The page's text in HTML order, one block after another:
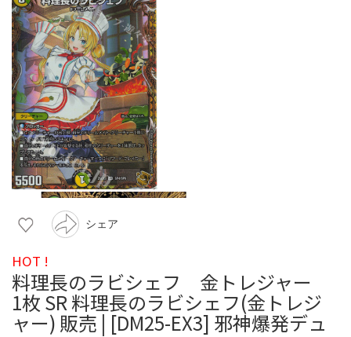
シェア
HOT !
料理長のラビシェフ 金トレジャー
1枚 SR 料理長のラビシェフ(金トレジ
ャー) 販売 | [DM25-EX3] 邪神爆発デュ